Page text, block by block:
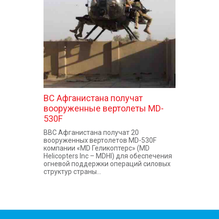
ВС Афганистана получат
вооруженные вертолеты MD-
530F
ВВС Афганистана получат 20
вооруженных вертолетов MD-530F
компании «MD Геликоптерс» (MD
Helicopters Inc – MDHI) для обеспечения
огневой поддержки операций силовых
структур страны...